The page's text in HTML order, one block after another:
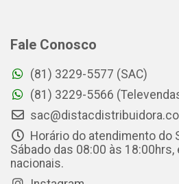
Fale Conosco
(81) 3229-5577 (SAC)
(81) 3229-5566
Horário do atendimento do
Sábado das 08:00 às
nacionais.